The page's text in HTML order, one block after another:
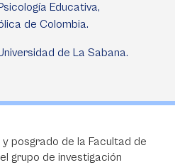
Educativa,
de Colombia.
de La Sabana.
posgrado de la Facultad de
grupo de investigación